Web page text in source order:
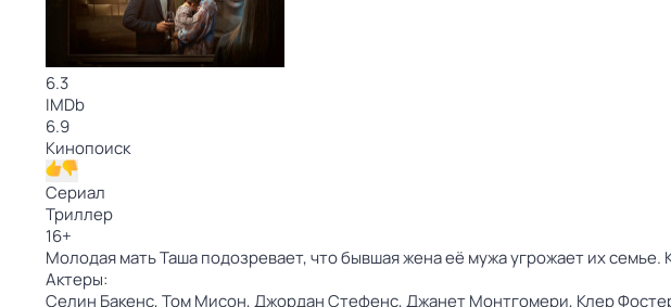
6.3
IMDb
6.9
Кинопоиск
Сериал
Триллер
16+
Молодая мать Таша подозревает, что бывшая жена её мужа угрожает их
Актеры:
Селин Бакенс,Том Мисон,Джордан Стефенс,Джанет Монтгомери, Клер